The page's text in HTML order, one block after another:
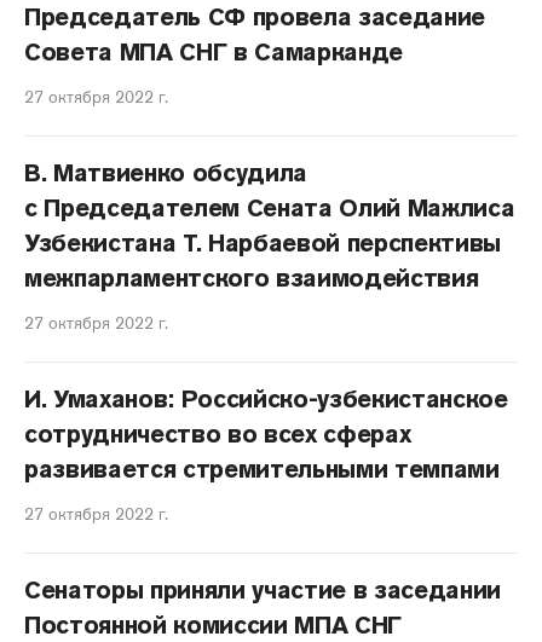
Председатель СФ провела заседание
Совета МПА СНГ в Самарканде
27 октября 2022 г.
В. Матвиенко обсудила
с Председателем Сената Олий Мажлиса
Узбекистана Т. Нарбаевой перспективы
межпарламентского взаимодействия
27 октября 2022 г.
И. Умаханов: Российско-узбекистанское
сотрудничество во всех сферах
развивается стремительными темпами
27 октября 2022 г.
Сенаторы приняли участие в заседании
Постоянной комиссии МПА СНГ